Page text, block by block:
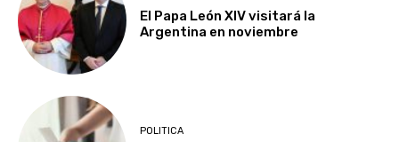
El Papa León XIV visitará la
Argentina en noviembre
POLITICA